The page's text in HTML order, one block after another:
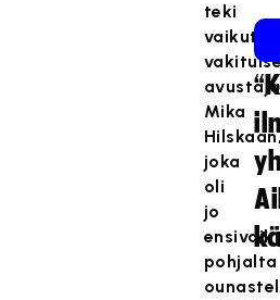
teki
Mika
joka
oli
jo
pohjalta